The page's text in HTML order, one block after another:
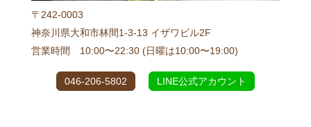
〒242-0003
神奈川県大和市林間1-3-13 イザワビル2F
営業時間 10:00〜22:30 (日曜は10:00〜19:00)
046-206-5802 LINE公式アカウント